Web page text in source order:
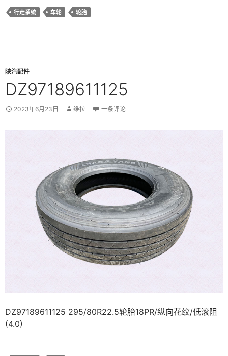
行走系统 车轮 轮胎
陕汽配件
DZ97189611125
2023年6月23日 维拉 一条评论
DZ97189611125 295/80R22.5轮胎18PR/纵向花纹/低滚阻
(4.0)